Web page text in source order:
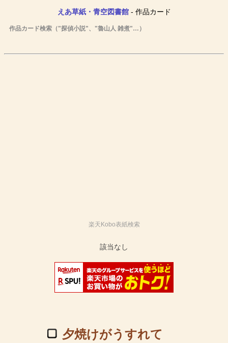
えあ草紙・青空図書館- 作品カード
作品カード検索（"探偵小説"、"魯山人 雑煮"…）
楽天Kobo表紙検索
夕焼けがうすれて